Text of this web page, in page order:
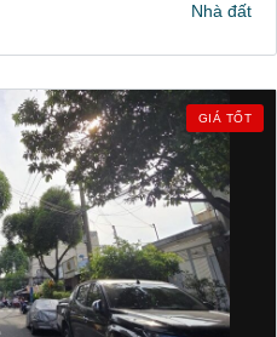
Nhà đất
GIÁ TỐT